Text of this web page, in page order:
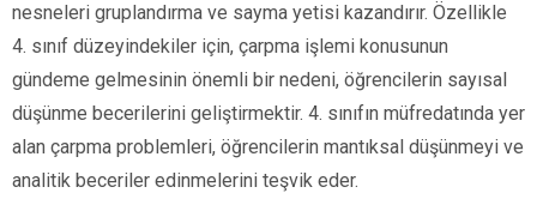
nesneleri gruplandırma ve sayma yetisi kazandırır. Özellikle
4. sınıf düzeyindekiler için, çarpma işlemi konusunun
gündeme gelmesinin önemli bir nedeni, öğrencilerin sayısal
düşünme becerilerini geliştirmektir. 4. sınıfın müfredatında yer
alan çarpma problemleri, öğrencilerin mantıksal düşünmeyi ve
analitik beceriler edinmelerini teşvik eder.